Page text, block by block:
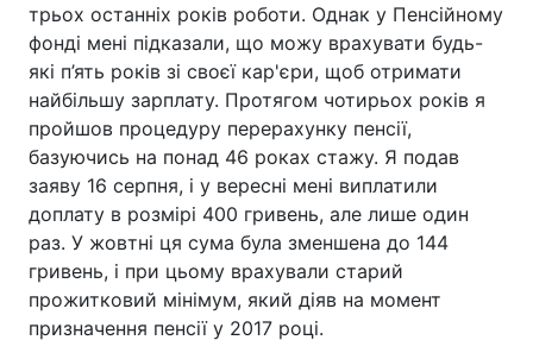
трьох останніх років роботи. Однак у Пенсійному
фонді мені підказали, що можу врахувати будь-
які п’ять років зі своєї кар'єри, щоб отримати
найбільшу зарплату. Протягом чотирьох років я
пройшов процедуру перерахунку пенсії,
базуючись на понад 46 роках стажу. Я подав
заяву 16 серпня, і у вересні мені виплатили
доплату в розмірі 400 гривень, але лише один
раз. У жовтні ця сума була зменшена до 144
гривень, і при цьому врахували старий
прожитковий мінімум, який діяв на момент
призначення пенсії у 2017 році.